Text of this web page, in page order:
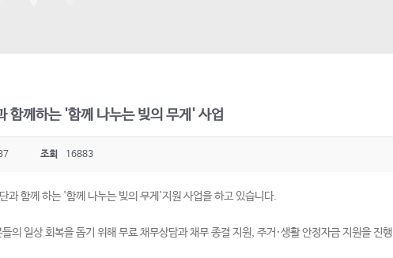
함께하는 '함께 나누는 빚의 무게' 사업
조회 16883
과 함께 하는 '함께 나누는 빚의 무게'지원 사업을 하고 있습니다.
의 일상 회복을 돕기 위해 무료 채무상담과 채무 종결 지원, 주거·생활 안정자금 지원을 진행